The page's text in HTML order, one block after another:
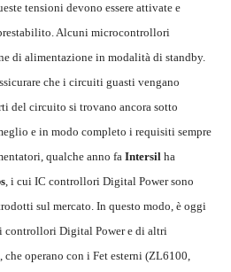
tensioni devono essere attivate e
Alcuni microcontrollori
di alimentazione in modalità di standby.
che i circuiti guasti vengano
del circuito si trovano ancora sotto
e in modo completo i requisiti sempre
qualche anno fa Intersil ha
, i cui IC controllori Digital Power sono
sul mercato. In questo modo, è oggi
controllori Digital Power e di altri
operano con i Fet esterni (ZL6100,